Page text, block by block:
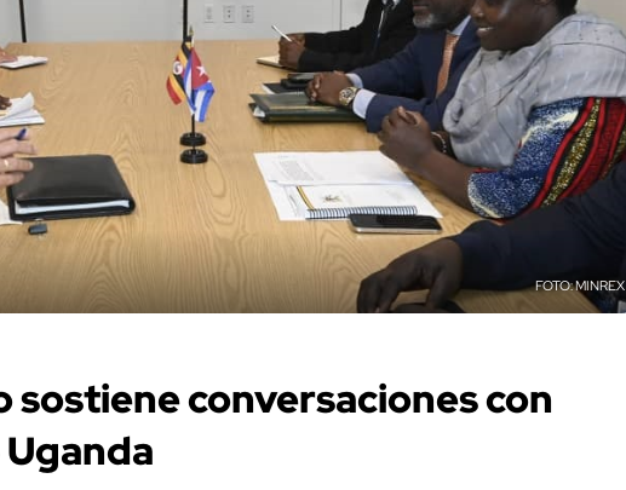
MINREX
sostiene conversaciones con